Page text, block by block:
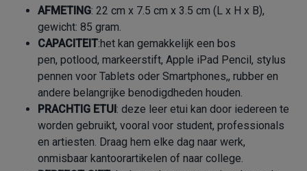
AFMETING: 22 cm x 7.5 cm x 3.5 cm (L x H x B),
gewicht: 85 gram.
CAPACITEIT:het kan gemakkelijk een bos
pen, potlood, markeerstift, Apple iPad Pencil, stylus
pennen voor Tablets oder Smartphones,, rubber en
andere belangrijke benodigdheden houden.
PRACHTIG ETUI: deze leer etui kan door iedereen te
worden gebruikt, vooral voor student, professionals
en artiesten. Draag hem elke dag naar werk,
onmisbaar kantoorartikelen of naar college.